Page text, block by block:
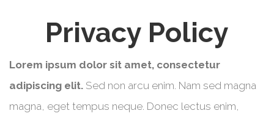
Privacy Policy
Lorem ipsum dolor sit amet, consectetur
adipiscing elit. Sed non arcu enim. Nam sed magna
magna, eget tempus neque. Donec lectus enim,